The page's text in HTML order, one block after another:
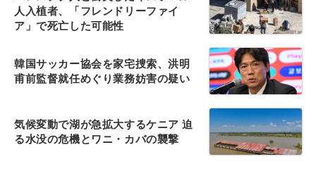
人入植者、「フレンドリーファイ
ア」で死亡した可能性
韓国サッカー協会を家宅捜索、洪明
甫前監督就任めぐり業務妨害の疑い
気候変動で湖が急拡大するケニア 迫
る水没の危機とワニ・カバの襲撃